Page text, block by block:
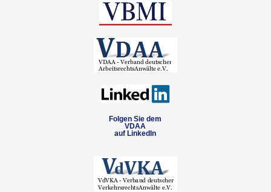
Folgen Sie dem
VDAA
auf LinkedIn